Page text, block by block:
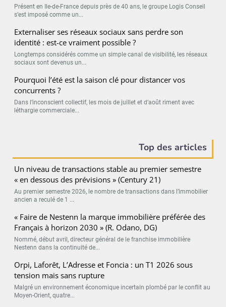
Présent en Ile-de-France depuis près de 40 ans, le groupe Logis Conseil
s’est imposé comme un...
Externaliser ses réseaux sociaux sans perdre son
identité : est-ce vraiment possible ?
Longtemps considérés comme un simple canal de visibilité, les réseaux
sociaux sont devenus un...
Pourquoi l’été est la saison clé pour distancer vos
concurrents ?
Dans l’inconscient collectif, les mois de juillet et d’août riment avec
léthargie commerciale...
Top des articles
Un niveau de transactions stable au premier semestre
« en dessous des prévisions » (Century 21)
Au premier semestre 2026, le nombre de transactions dans l’immobilier
ancien a reculé de 1 ...
« Faire de Nestenn la marque immobilière préférée des
Français à horizon 2030 » (R. Odano, DG)
Nommé, début avril, directeur général de le franchise immobilière
Nestenn dans la continuité de...
Orpi, Laforêt, L’Adresse et Foncia : un T1 2026 sous
tension mais sans rupture
Malgré un environnement économique incertain plombé par le conflit au
Moyen-Orient, quatre...